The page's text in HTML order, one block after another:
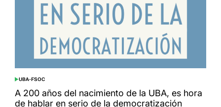
POSTED
IN
UBA-FSOC
A 200 años del nacimiento de la UBA, es hora
de hablar en serio de la democratización